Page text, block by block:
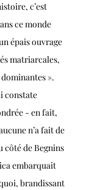
c’est
ce monde
épais ouvrage
matriarcales,
».
constate
- en fait,
n’a fait de
côté de Begnins
embarquait
brandissant